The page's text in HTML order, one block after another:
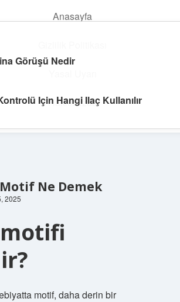
Anasayfa
Hakkımızda
Fikir Dünyası
önerilerle hayatını canlandır!
Ne Demek
2025
motif, daha derin bir
Görüşü Nedir
Için Hangi Ilaç Kullanılır